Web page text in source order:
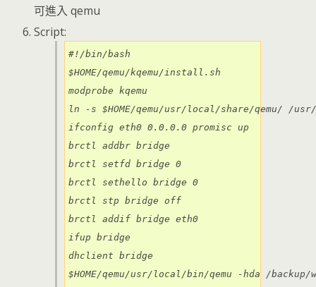
可進入 qemu
Script:
#!/bin/bash
$HOME/qemu/kqemu/install.sh
modprobe kqemu
ln -s $HOME/qemu/usr/local/share/qemu/ /
ifconfig eth0 0.0.0.0 promisc up
brctl addbr bridge
brctl setfd bridge 0
brctl sethello bridge 0
brctl stp bridge off
brctl addif bridge eth0
ifup bridge
dhclient bridge
$HOME/qemu/usr/local/bin/qemu -hda /